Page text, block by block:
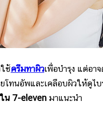
ช้ครีมทาผิวเพื่อบำรุง แต่อา
โทนอัพและเคลือบผิวให้ดูไ
น 7-eleven มาแนะนำ